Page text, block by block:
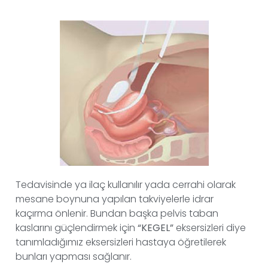
Tedavisinde ya ilaç kullanılır yada cerrahi olarak
mesane boynuna yapılan takviyelerle idrar
kaçırma önlenir. Bundan başka pelvis taban
kaslarını güçlendirmek için “KEGEL” eksersizleri diye
tanımladığımız eksersizleri hastaya öğretilerek
bunları yapması sağlanır.